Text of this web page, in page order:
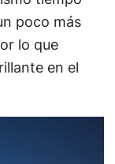
poco más
lo que
en el